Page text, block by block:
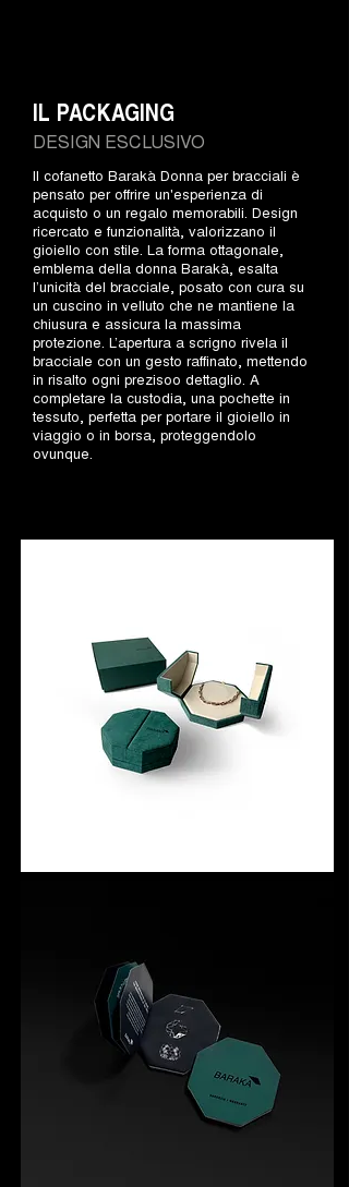
DESIGN ESCLUSIVO
IL PACKAGING
Il cofanetto Barakà Donna per bracciali è
pensato per offrire un'esperienza di
acquisto o un regalo memorabili. Design
ricercato e funzionalità, valorizzano il
gioiello con stile. La forma ottagonale,
emblema della donna Barakà, esalta
l’unicità del bracciale, posato con cura su
un cuscino in velluto che ne mantiene la
chiusura e assicura la massima
protezione. L’apertura a scrigno rivela il
bracciale con un gesto raffinato, mettendo
in risalto ogni prezisoo dettaglio. A
completare la custodia, una pochette in
tessuto, perfetta per portare il gioiello in
viaggio o in borsa, proteggendolo
ovunque.